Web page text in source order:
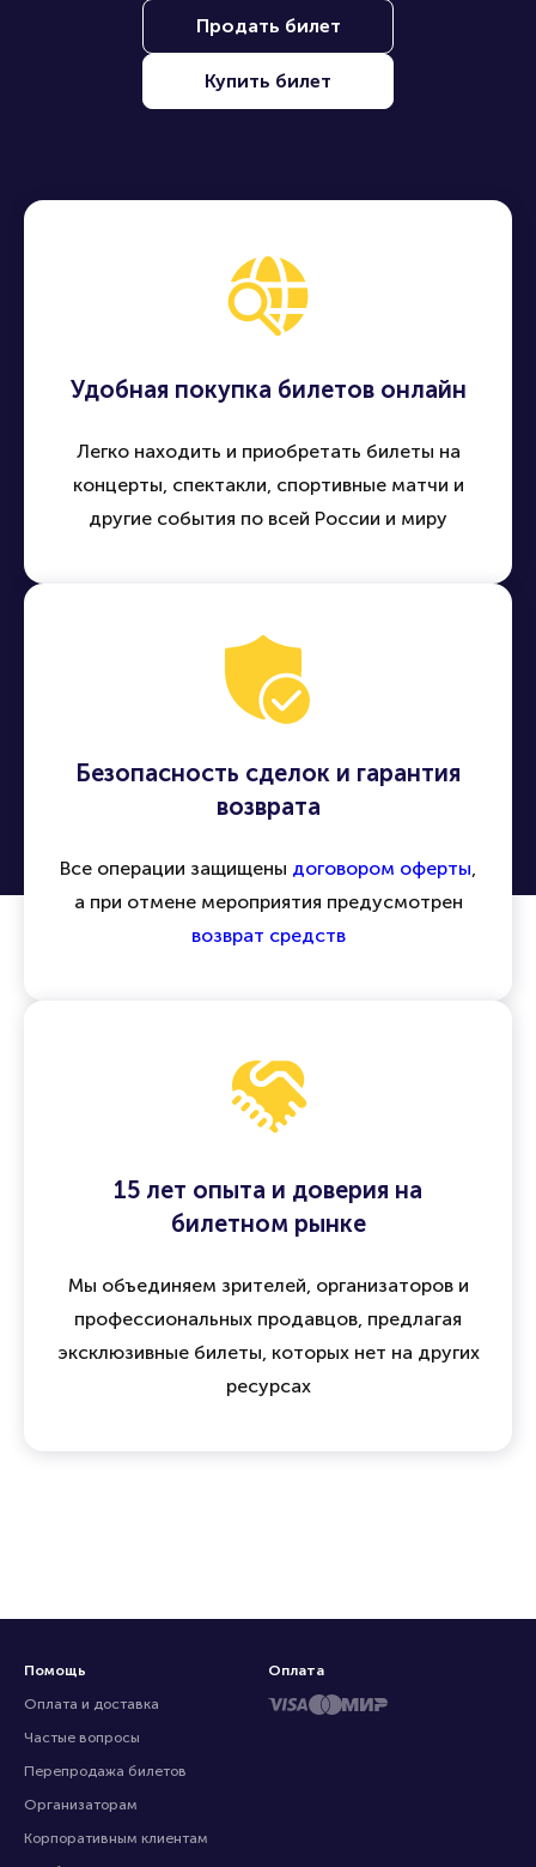
Продать билет
Купить билет
Удобная покупка билетов онлайн
Легко находить и приобретать билеты на
концерты, спектакли, спортивные матчи и
другие события по всей России и миру
Безопасность сделок и гарантия
возврата
Все операции защищены договором оферты,
а при отмене мероприятия предусмотрен
возврат средств
15 лет опыта и доверия на
билетном рынке
Мы объединяем зрителей, организаторов и
профессиональных продавцов, предлагая
эксклюзивные билеты, которых нет на других
ресурсах
Помощь
Оплата и доставка
Частые вопросы
Перепродажа билетов
Организаторам
Корпоративным клиентам
Оплата